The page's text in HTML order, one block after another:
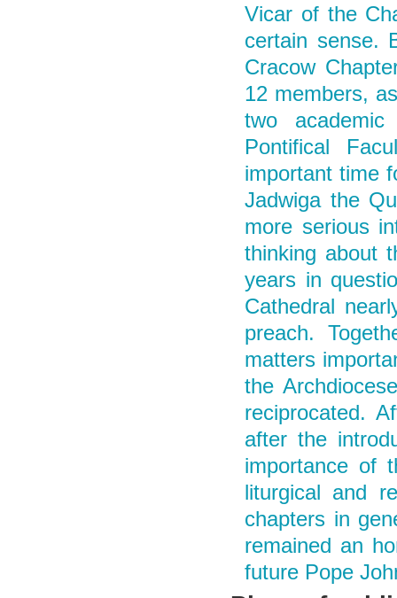
Vicar of the
certain sense.
Cracow
12 members,
two
Pontifical
important time
Jadwiga the
more serious
thinking about
years in
Cathedral
preach.
matters
the
reciprocated.
after the
importance of
liturgical and
chapters in
remained an
future Pope